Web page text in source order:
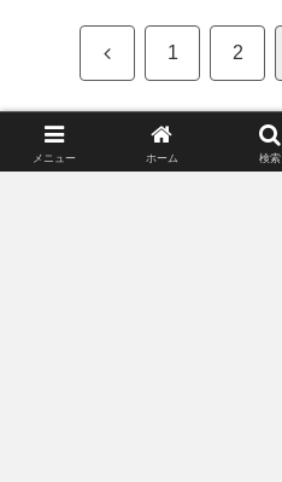
前
へ
1 2
【お猪口・ぐい呑み】売れ筋ランキング
メニュー ホーム 検索